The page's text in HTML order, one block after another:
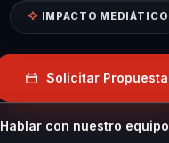
IMPACTO MEDIÁTICO
Solicitar Propuesta
Hablar con nuestro equipo